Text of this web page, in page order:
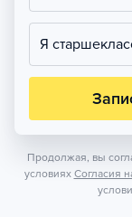
Я
Продолжая, вы
условиях Согласия